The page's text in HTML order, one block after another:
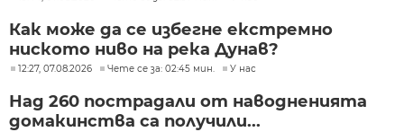
Как може да се избегне екстремно
ниското ниво на река Дунав?
12:27, 07.08.2026 Чете се за: 02:45 мин. У нас
Над 260 пострадали от наводненията
домакинства са получили...